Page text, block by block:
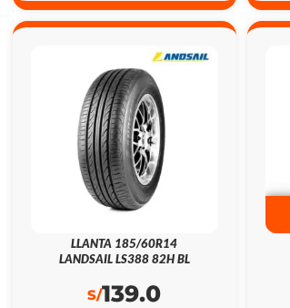
LLANTA 185/60R14
LANDSAIL LS388 82H BL
S/139.0